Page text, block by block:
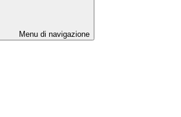
Menu di navigazione